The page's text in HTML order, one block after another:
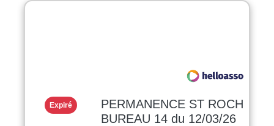
Expiré
PERMANENCE ST ROCH
BUREAU 14 du 12/03/26